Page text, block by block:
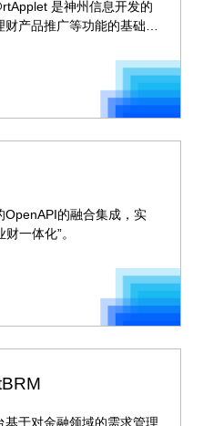
是神州信息开发的
产品推广等功能的基础平
OpenAPI的融合集成，实
一体化”。
于对金融领域的需求管理